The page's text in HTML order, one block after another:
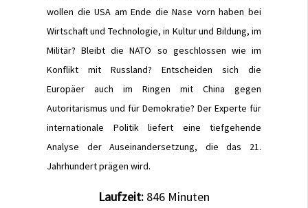
wollen die USA am Ende die Nase vorn haben bei
Wirtschaft und Technologie, in Kultur und Bildung, im
Militär? Bleibt die NATO so geschlossen wie im
Konflikt mit Russland? Entscheiden sich die
Europäer auch im Ringen mit China gegen
Autoritarismus und für Demokratie? Der Experte für
internationale Politik liefert eine tiefgehende
Analyse der Auseinandersetzung, die das 21.
Jahrhundert prägen wird.
Laufzeit: 846 Minuten